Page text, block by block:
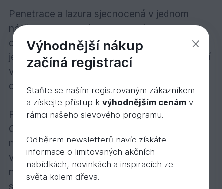
Penetrace a lazura sjednocená v jednom
nátěru – inovativní dlouhodobá ochrana
dřeva na bázi oleje! Ochranná olejová lazura
je transparentní, polomatná a určená k použití
venku. Mikroporézní, trvanlivá ochrana pro
dřevo ve venkovních prostorách.
Popis výrobku:
Ochranná olejová lazura je polomatný nátěr
na bázi přírodních olejů na veškeré dřevo ve
vnějších prostorách. S otevřenými póry,
nechá dřevo dýchat, snižuje bobtnání a
sesýchání. Odpuzuje vodu, je mimořádně
Výhodnější nákup
začíná registrací
Staňte se naším registrovaným zákazníkem
a získejte přístup k výhodnějším cenámv
rámci našeho slevového programu.
Odběrem newsletterů navíc získáte
informace o limitovaných akčních
nabídkách, novinkách a inspiracích ze
světa kolem dřeva.